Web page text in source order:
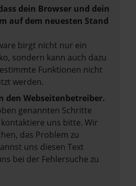
dein Browser und dein
auf dem neuesten Stand
birgt nicht nur ein
sondern kann auch dazu
Funktionen nicht
werden.
den Webseitenbetreiber.
genannten Schritte
uns bitte. Wir
das Problem zu
uns diesen Text
bei der Fehlersuche zu